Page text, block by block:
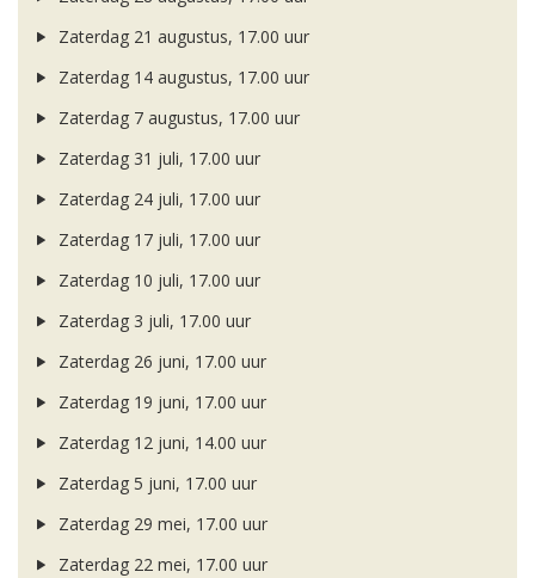
Zaterdag 21 augustus, 17.00 uur
Zaterdag 14 augustus, 17.00 uur
Zaterdag 7 augustus, 17.00 uur
Zaterdag 31 juli, 17.00 uur
Zaterdag 24 juli, 17.00 uur
Zaterdag 17 juli, 17.00 uur
Zaterdag 10 juli, 17.00 uur
Zaterdag 3 juli, 17.00 uur
Zaterdag 26 juni, 17.00 uur
Zaterdag 19 juni, 17.00 uur
Zaterdag 12 juni, 14.00 uur
Zaterdag 5 juni, 17.00 uur
Zaterdag 29 mei, 17.00 uur
Zaterdag 22 mei, 17.00 uur